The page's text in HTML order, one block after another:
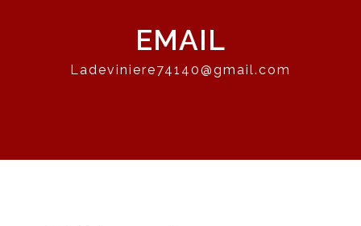
EMAIL
ladeviniere74140@gmail.com